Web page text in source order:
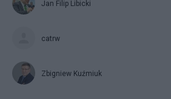
Jan Filip Libicki
catrw
Zbigniew Kuźmiuk